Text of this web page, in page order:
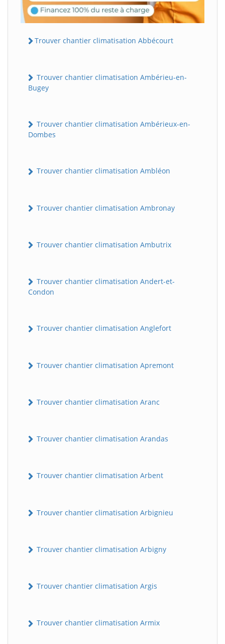
Trouver chantier climatisation Abbécourt
Trouver chantier climatisation Ambérieu-en-
Bugey
Trouver chantier climatisation Ambérieux-en-
Dombes
Trouver chantier climatisation Ambléon
Trouver chantier climatisation Ambronay
Trouver chantier climatisation Ambutrix
Trouver chantier climatisation Andert-et-
Condon
Trouver chantier climatisation Anglefort
Trouver chantier climatisation Apremont
Trouver chantier climatisation Aranc
Trouver chantier climatisation Arandas
Trouver chantier climatisation Arbent
Trouver chantier climatisation Arbignieu
Trouver chantier climatisation Arbigny
Trouver chantier climatisation Argis
Trouver chantier climatisation Armix